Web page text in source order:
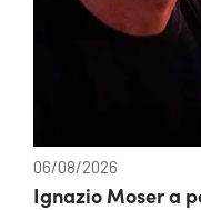
06/08/2026
Ignazio Moser a